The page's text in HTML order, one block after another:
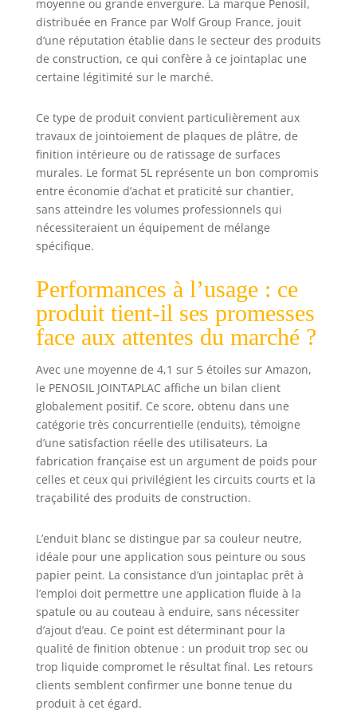
gagner du temps
et de l’énergie
moyenne ou grande envergure. La marque Penosil,
distribuée en France par Wolf Group France, jouit
d’une réputation établie dans le secteur des produits
de construction, ce qui confère à ce jointaplac une
certaine légitimité sur le marché.
Ce type de produit convient particulièrement aux
travaux de jointoiement de plaques de plâtre, de
finition intérieure ou de ratissage de surfaces
murales. Le format 5L représente un bon compromis
entre économie d’achat et praticité sur chantier,
sans atteindre les volumes professionnels qui
nécessiteraient un équipement de mélange
spécifique.
Performances à l’usage : ce
produit tient-il ses promesses
face aux attentes du marché ?
Avec une moyenne de 4,1 sur 5 étoiles sur Amazon,
le PENOSIL JOINTAPLAC affiche un bilan client
globalement positif. Ce score, obtenu dans une
catégorie très concurrentielle (enduits), témoigne
d’une satisfaction réelle des utilisateurs. La
fabrication française est un argument de poids pour
celles et ceux qui privilégient les circuits courts et la
traçabilité des produits de construction.
L’enduit blanc se distingue par sa couleur neutre,
idéale pour une application sous peinture ou sous
papier peint. La consistance d’un jointaplac prêt à
l’emploi doit permettre une application fluide à la
spatule ou au couteau à enduire, sans nécessiter
d’ajout d’eau. Ce point est déterminant pour la
qualité de finition obtenue : un produit trop sec ou
trop liquide compromet le résultat final. Les retours
clients semblent confirmer une bonne tenue du
produit à cet égard.